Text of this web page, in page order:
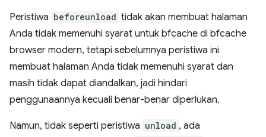
Peristiwa beforeunload tidak akan membuat halaman
Anda tidak memenuhi syarat untuk bfcache di bfcache
browser modern, tetapi sebelumnya peristiwa ini
membuat halaman Anda tidak memenuhi syarat dan
masih tidak dapat diandalkan, jadi hindari
penggunaannya kecuali benar-benar diperlukan.
Namun, tidak seperti peristiwa unload , ada